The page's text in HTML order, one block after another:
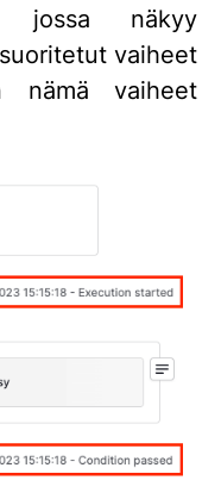
jossa näkyy
vaiheet
nämä vaiheet